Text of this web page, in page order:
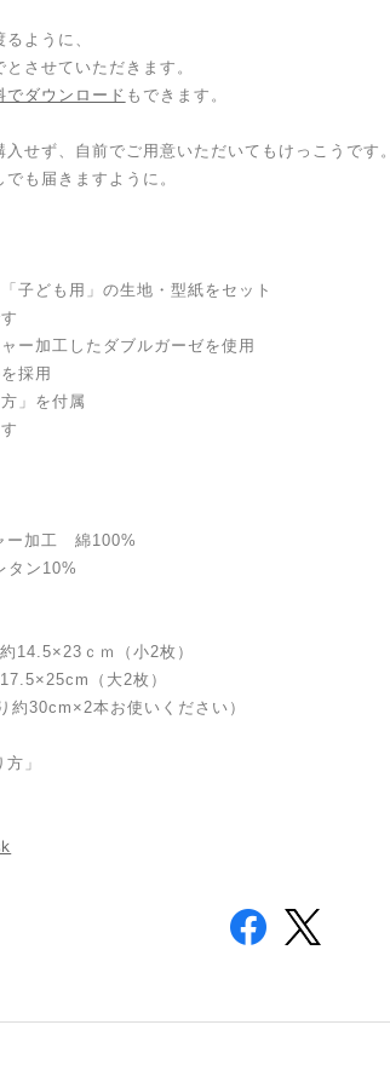
ように、
させていただきます。
でダウンロード もできます。
せず、自前でご用意いただいてもけっこうです。
も届きますように。
子ども用」の生地・型紙をセット
ー加工したダブルガーゼを使用
採用
」を付属
ー加工 綿100%
タン10%
14.5×23ｃｍ（小2枚）
（大2枚）
30cm×2本お使いください）
」